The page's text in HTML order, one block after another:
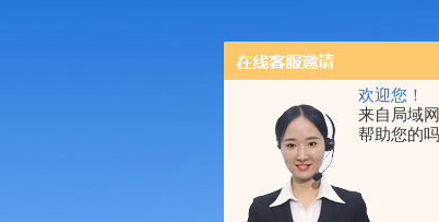
欢迎您！
来自局域
帮助您的